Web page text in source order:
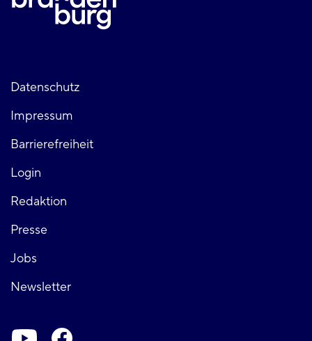
Fußzeile
links
Datenschutz
Impressum
Barrierefreiheit
Login
Fußzeile
rechts
Redaktion
Presse
Jobs
Newsletter